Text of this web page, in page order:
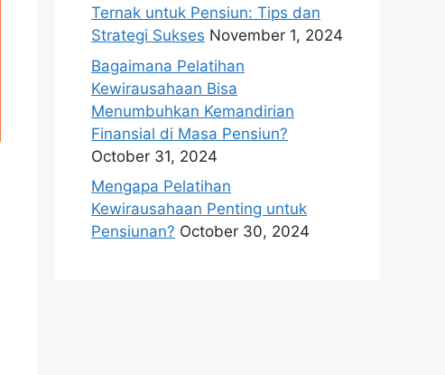
Ternak untuk Pensiun: Tips dan
Strategi Sukses November 1, 2024
Bagaimana Pelatihan
Kewirausahaan Bisa
Menumbuhkan Kemandirian
Finansial di Masa Pensiun?
October 31, 2024
Mengapa Pelatihan
Kewirausahaan Penting untuk
Pensiunan? October 30, 2024